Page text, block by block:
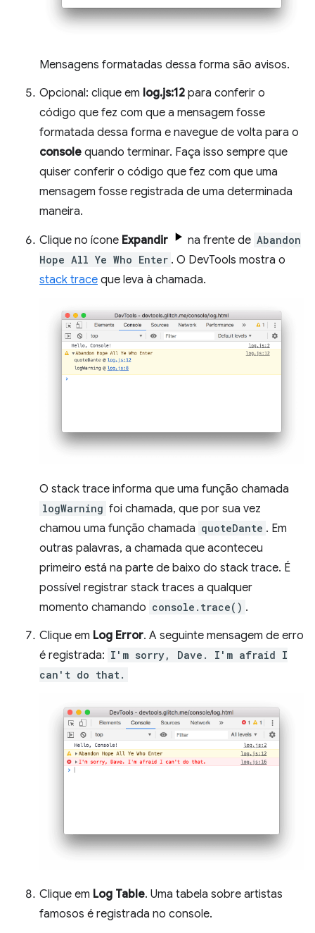
Mensagens formatadas dessa forma são avisos.
Opcional: clique em log.js:12 para conferir o
código que fez com que a mensagem fosse
formatada dessa forma e navegue de volta para o
console quando terminar. Faça isso sempre que
quiser conferir o código que fez com que uma
mensagem fosse registrada de uma determinada
maneira.
Clique no ícone Expandir na frente de Abandon
Hope All Ye Who Enter . O DevTools mostra o
stack trace que leva à chamada.
O stack trace informa que uma função chamada
logWarning foi chamada, que por sua vez
chamou uma função chamada quoteDante . Em
outras palavras, a chamada que aconteceu
primeiro está na parte de baixo do stack trace. É
possível registrar stack traces a qualquer
momento chamando console.trace() .
Clique em Log Error. A seguinte mensagem de erro
é registrada: I'm sorry, Dave. I'm afraid I
can't do that.
Clique em Log Table. Uma tabela sobre artistas
famosos é registrada no console.